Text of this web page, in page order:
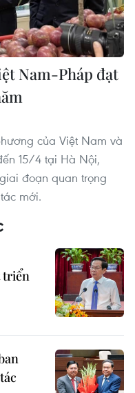
Nam-Pháp đạt
của Việt Nam và
15/4 tại Hà Nội,
đoạn quan trọng
mới.
triển